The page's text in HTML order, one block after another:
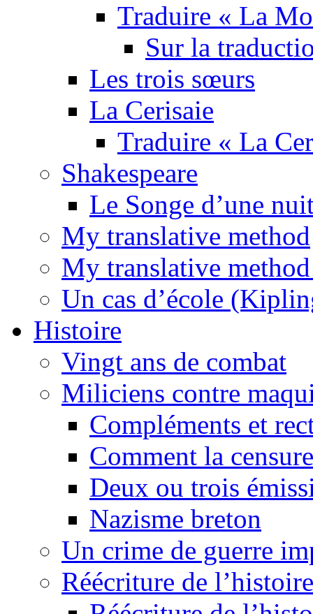
Traduire « La
Sur la
Les trois sœurs
La Cerisaie
Traduire « La
Shakespeare
Le Songe d’une
My translative method
My translative
Un cas d’école
Histoire
Vingt ans de combat
Miliciens contre
Compléments et
Comment la
Deux ou trois
Nazisme breton
Un crime de guerre
Réécriture de